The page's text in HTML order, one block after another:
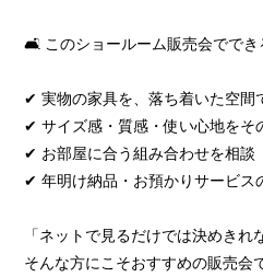
🛋️ このショールーム販売会ででき
✔ 実物の家具を、落ち着いた空間
✔ サイズ感・質感・使い心地をそ
✔ お部屋に合う組み合わせを相談
✔ 年明け納品・お預かりサービス
「ネットで見るだけでは決めきれ
そんな方にこそおすすめの販売会